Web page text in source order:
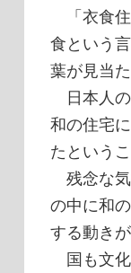
「衣食
食という
葉が見当
日本人
和の住宅
たという
残念な気
の中に和
する動き
国も文